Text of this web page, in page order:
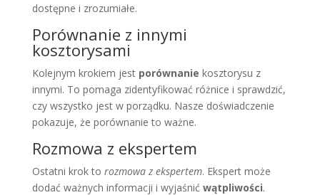
dostępne i zrozumiałe.
Porównanie z innymi
kosztorysami
Kolejnym krokiem jest porównanie kosztorysu z
innymi. To pomaga zidentyfikować różnice i sprawdzić,
czy wszystko jest w porządku. Nasze doświadczenie
pokazuje, że porównanie to ważne.
Rozmowa z ekspertem
Ostatni krok to rozmowa z ekspertem. Ekspert może
dodać ważnych informacji i wyjaśnić wątpliwości.